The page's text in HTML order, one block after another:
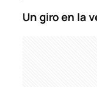
Un giro en la